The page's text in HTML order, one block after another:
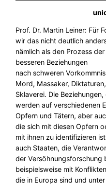
Prof. Dr. Martin Leiner: Für
wir das nicht deutlich
nämlich als den Prozess
besseren Beziehungen
nach schweren
Mord, Massaker,
Sklaverei. Die
werden auf verschiedenen
Opfern und Tätern, aber
die sich mit diesen Opfern
mit ihnen zu identifizieren
auch Staaten, die
der Versöhnungsforschung
beispielsweise mit
die in Europa sind und